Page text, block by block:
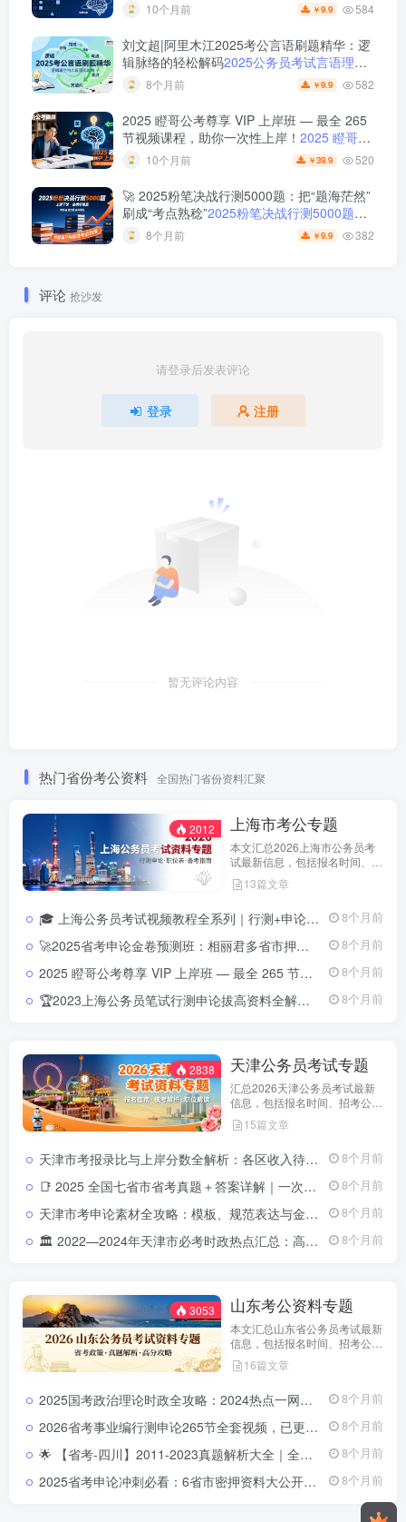
10个月前 ￥9.9 584
刘文超|阿里木江2025考公言语刷题精华：逻
辑脉络的轻松解码2025公务员考试言语理解
刷题视频课程
8个月前 ￥9.9 582
2025 瞪哥公考尊享 VIP 上岸班 — 最全 265
节视频课程，助你一次性上岸！ 2025 瞪哥公
考尊享 VIP 上岸班 — 最全 265 节视频课
程，助你一次性上岸！
10个月前 ￥39.9 520
🚀 2025粉笔决战行测5000题：把“题海茫然”
刷成“考点熟稔”2025粉笔决战行测5000题上
册下册8个月前 ￥9.9 382
评论 抢沙发
请登录后发表评论
登录 注册
暂无评论内容
热门省份考公资料 全国热门省份资料汇聚
2012 上海市考公专题
本文汇总2026上海市公务员考
试最新信息，包括报名时间、招
考公告、职位表、笔试科目及行
测申论备考指南。通过政策解读
天津市考特点，合理安排备考计
13篇文章
🎓 上海公务员考试视频教程全系列｜行测+申论+科学推理系统课程上海公务员考试视频教程系列｜行测+申论全科系统班含讲义课件 8个月前
🚀2025省考申论金卷预测班：相丽君多省市押题高分路径2025省考申论金卷预测视频课程 8个月前
2025 瞪哥公考尊享 VIP 上岸班 — 最全 265 节视频课程，助你一次性上岸！2025 瞪哥公考尊享 VIP 上岸班 — 最全 265 节视频课程，助你一次性上岸！ 8个月前
🏆2023上海公务员笔试行测申论拔高资料全解：提分必备📘来源：教育学习网（jiaoyuxuexi.com ） 📦资源类型：上海公务员笔试提分课程+讲义 📚覆盖方向：行测、申论、常识判断、数量关系、言语理解、判断推理、资料分析等全模块 8个月前
2838 天津公务员考试专题
汇总2026天津公务员考试最新
信息，包括报名时间、招考公
告、职位表、笔试科目及行测申
论备考指南。通过政策解读和考
市考特点，合理安排备考计划，
15篇文章
天津市考报录比与上岸分数全解析：各区收入待遇大盘点（2021-2024）天津市考报录比与上岸分数分析：2022-2024公务员各区收入待遇全解析 8个月前
📑 2025 全国七省市省考真题＋答案详解｜一次拥有山东 · 浙江 ·四川 ·上海 ·北京 ·天津 ·江苏真题全套2025 全国省考真题全收录：七省市（山东 · 浙江 · 四川 · 上海 ·北京 ·天津 ·江苏）试卷＋详解 8个月前
天津市考申论素材全攻略：模板、规范表达与金句积累指南天津市考申论素材积累攻略：模板、规范表达与金句提升指南 8个月前
🏛️ 2022—2024年天津市必考时政热点汇总：高频政策与重点事件全解析2022-2024年天津市时政热点汇总｜三年核心政策全解析 8个月前
3053 山东考公资料专题
本文汇总山东省公务员考试最新
信息，包括报名时间、招考公
告、职位表、笔试科目及行测申
论备考指南。通过政策解读和考
市考特点，合理安排备考计划，
16篇文章
2025国考政治理论时政全攻略：2024热点一网打尽化繁为简高分导航2025国考政治理论时政资料 8个月前
2026省考事业编行测申论265节全套视频，已更新完结（零基础专用）2026公务员事业单位行测申论265节视频课程 8个月前
🌟 【省考-四川】2011-2023真题解析大全｜全省历年申论&行测题库四川省历年真题带解析 | 2011-2023申论&行测真题合集 8个月前
2025省考申论冲刺必看：6省市密押资料大公开，高分上岸就靠它！ 8个月前